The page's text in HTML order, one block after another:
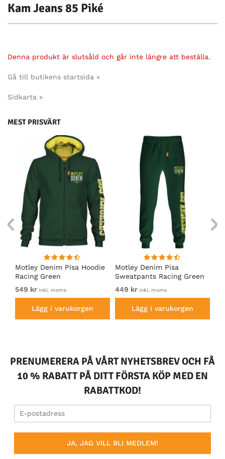
Kam Jeans 85 Piké
Denna produkt är slutsåld och går inte längre att beställa.
Gå till butikens startsida »
Sidkarta »
MEST PRISVÄRT
Motley Denim Pisa Hoodie
Racing Green
549 kr inkl. moms
Lägg i varukorgen
Motley Denim Pisa
Sweatpants Racing Green
449 kr inkl. moms
Lägg i varukorgen
PRENUMERERA PÅ VÅRT NYHETSBREV OCH FÅ
10 % RABATT PÅ DITT FÖRSTA KÖP MED EN
RABATTKOD!
JA, JAG VILL BLI MEDLEM!